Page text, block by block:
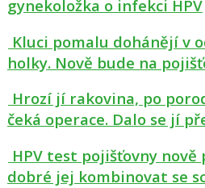
gynekoložka o infekci HPV
Kluci pomalu dohánějí v
holky. Nově bude na
Hrozí jí rakovina, po
čeká operace. Dalo se jí
HPV test pojišťovny nově
dobré jej kombinovat se